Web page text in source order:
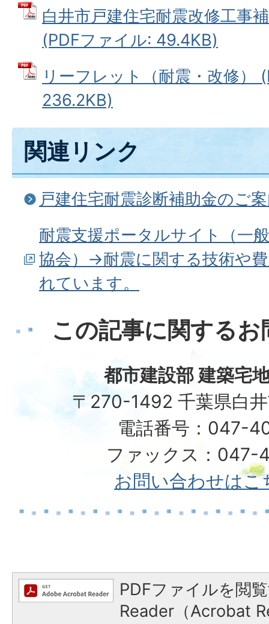
白井市戸建住宅耐震改修工事
(PDFファイル: 49.4KB)
リーフレット（耐震・改修）
236.2KB)
関連リンク
戸建住宅耐震診断補助金のご
耐震支援ポータルサイト（一
協会）→耐震に関する技術や
れています。
この記事に関する
都市建設部 建築宅
〒270-1492 千葉県白
電話番号：047-
ファックス：047-
お問い合わせはこ
PDFファイルを閲
Reader（Acrobat